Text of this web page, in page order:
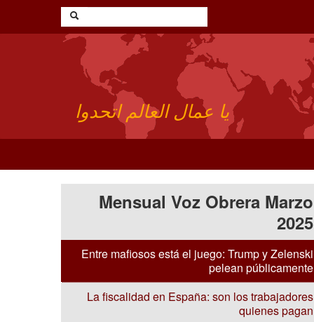
يا عمال العالم اتحدوا
Mensual Voz Obrera Marzo
2025
Entre mafiosos está el juego: Trump y Zelenski
pelean públicamente
La fiscalidad en España: son los trabajadores
quienes pagan